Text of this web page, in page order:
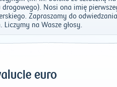
drogowego). Nosi ona imię
Zapraszamy do
Liczymy na Wasze głosy.
euro